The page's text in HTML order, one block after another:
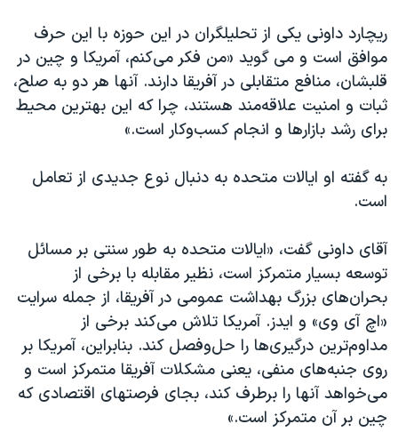
ریچارد داونی یکی از تحلیلگران در این حوزه با اين حرف
موافق است و می گوید «من فکر می‌کنم، آمریکا و چین در
قلبشان، منافع متقابلی در آفریقا دارند. آنها هر دو به صلح،
ثبات و امنیت علاقه‌مند هستند، چرا که اين بهترین محیط
برای رشد بازارها و انجام کسب‌وکار است.»
به گفته او ایالات متحده به دنبال نوع جدیدی از تعامل
است.
آقای داونی گفت، «ایالات متحده به طور سنتی بر مسائل
توسعه بسیار متمرکز است، نظير مقابله با برخی از
بحران‌های بزرگ بهداشت عمومی در آفریقا، از جمله سرايت
«اچ آی وی» و ايدز. آمريکا تلاش می‌کند برخی از
مداوم‌ترین درگیری‌ها را حل‌وفصل کند. بنابراين، آمريکا بر
روی جنبه‌های منفی، يعنی مشکلات آفریقا متمرکز است و
می‌خواهد آنها را برطرف کند، بجای فرصتهای اقتصادی که
چين بر آن متمرکز است.»